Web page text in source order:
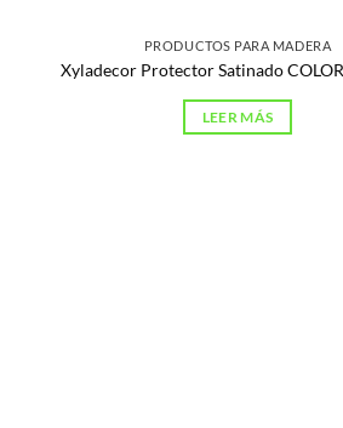
PRODUCTOS PARA MADERA
Xyladecor Protector Satinado
LEER MÁS